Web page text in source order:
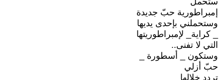
إمبراطورية حبّ جديدة
وستحملني بإحدى يديها
_ كراية_ لإمبراطوريتها
التي لا تفنى..
وستكون _ أسطورة _
حبّ أزلي
تردد خلالها